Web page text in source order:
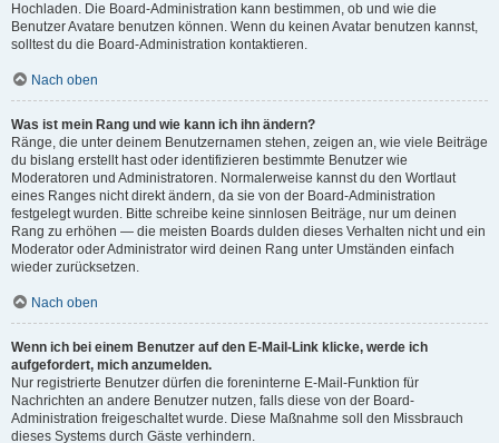
Hochladen. Die Board-Administration kann bestimmen, ob und wie die
Benutzer Avatare benutzen können. Wenn du keinen Avatar benutzen kannst,
solltest du die Board-Administration kontaktieren.
Nach oben
Was ist mein Rang und wie kann ich ihn ändern?
Ränge, die unter deinem Benutzernamen stehen, zeigen an, wie viele Beiträge
du bislang erstellt hast oder identifizieren bestimmte Benutzer wie
Moderatoren und Administratoren. Normalerweise kannst du den Wortlaut
eines Ranges nicht direkt ändern, da sie von der Board-Administration
festgelegt wurden. Bitte schreibe keine sinnlosen Beiträge, nur um deinen
Rang zu erhöhen — die meisten Boards dulden dieses Verhalten nicht und ein
Moderator oder Administrator wird deinen Rang unter Umständen einfach
wieder zurücksetzen.
Nach oben
Wenn ich bei einem Benutzer auf den E-Mail-Link klicke, werde ich
aufgefordert, mich anzumelden.
Nur registrierte Benutzer dürfen die foreninterne E-Mail-Funktion für
Nachrichten an andere Benutzer nutzen, falls diese von der Board-
Administration freigeschaltet wurde. Diese Maßnahme soll den Missbrauch
dieses Systems durch Gäste verhindern.